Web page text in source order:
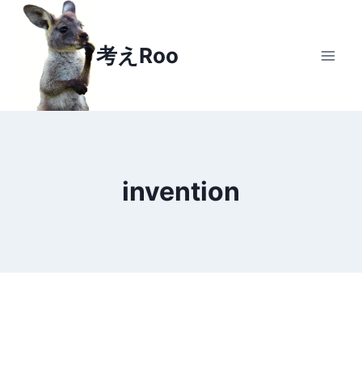
Skip
content
考えRoo
invention